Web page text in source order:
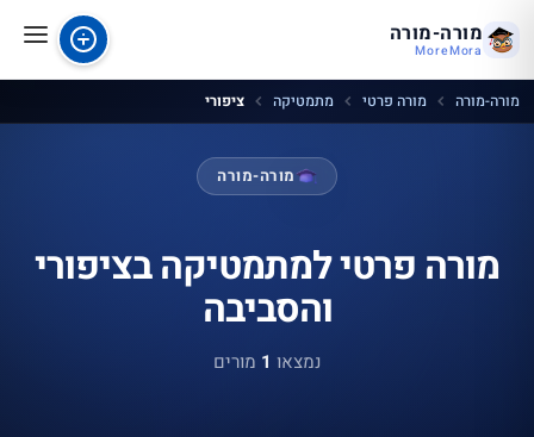
מורה-מורה
MoreMora
מורה-מורה מורה פרטי מתמטיקה ציפורי
מורה-מורה
מורה פרטי למתמטיקה בציפורי
והסביבה
נמצאו 1 מורים